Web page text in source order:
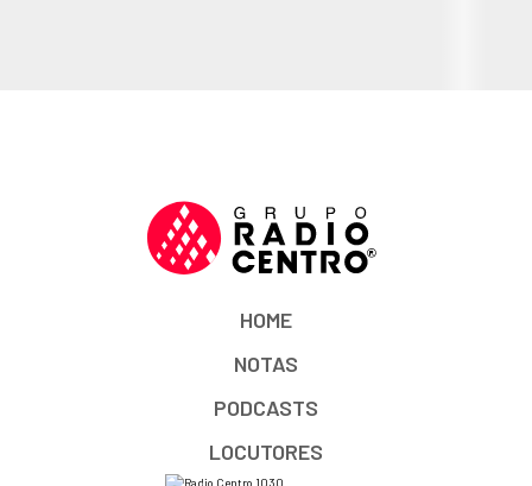
HOME
NOTAS
PODCASTS
LOCUTORES